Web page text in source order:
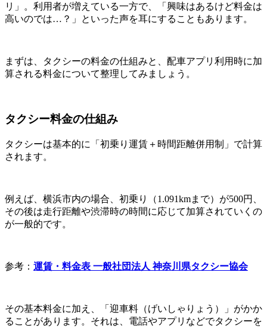
リ」。利用者が増えている一方で、「興味はあるけど料金は
高いのでは…？」といった声を耳にすることもあります。
まずは、タクシーの料金の仕組みと、配車アプリ利用時に加
算される料金について整理してみましょう。
タクシー料金の仕組み
タクシーは基本的に「初乗り運賃＋時間距離併用制」で計算
されます。
例えば、横浜市内の場合、初乗り（1.091kmまで）が500円、
その後は走行距離や渋滞時の時間に応じて加算されていくの
が一般的です。
参考： 運賃・料金表 一般社団法人 神奈川県タクシー協会
その基本料金に加え、「迎車料（げいしゃりょう）」がかか
ることがあります。それは、電話やアプリなどでタクシーを